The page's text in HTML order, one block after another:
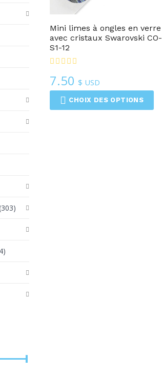
Mini limes à ongles en verre
avec cristaux Swarovski CO-
S1-12
7.50 $ USD
CHOIX DES OPTIONS